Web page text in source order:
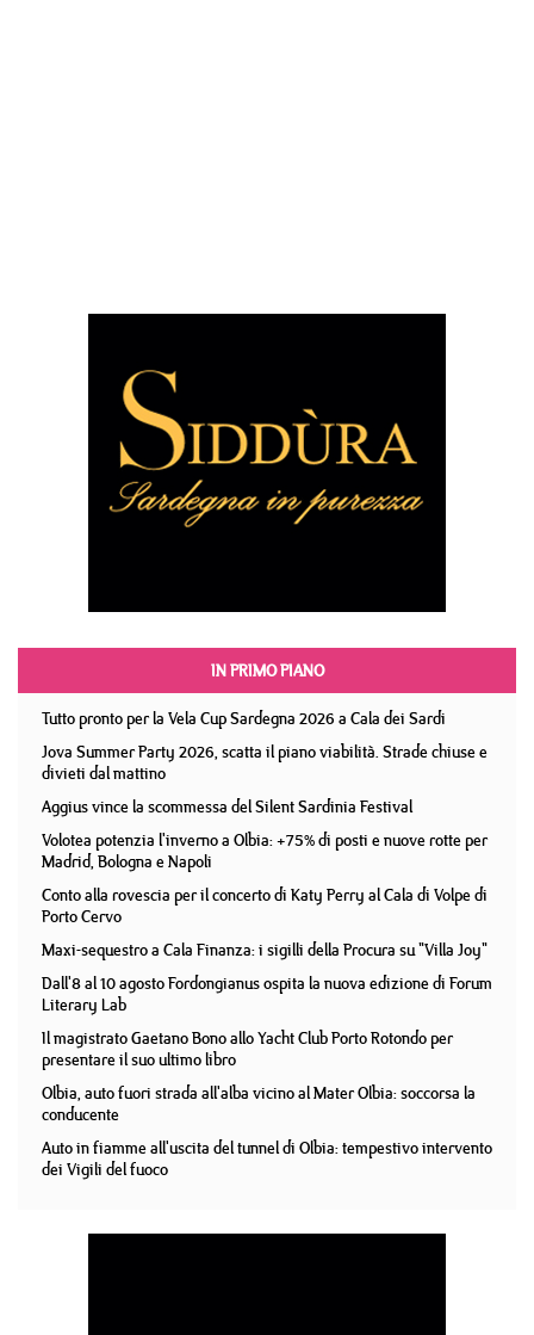
IN PRIMO PIANO
Tutto pronto per la Vela Cup Sardegna 2026 a Cala dei Sardi
Jova Summer Party 2026, scatta il piano viabilità. Strade chiuse e
divieti dal mattino
Aggius vince la scommessa del Silent Sardinia Festival
Volotea potenzia l'inverno a Olbia: +75% di posti e nuove rotte per
Madrid, Bologna e Napoli
Conto alla rovescia per il concerto di Katy Perry al Cala di Volpe di
Porto Cervo
Maxi-sequestro a Cala Finanza: i sigilli della Procura su "Villa Joy"
Dall'8 al 10 agosto Fordongianus ospita la nuova edizione di Forum
Literary Lab
Il magistrato Gaetano Bono allo Yacht Club Porto Rotondo per
presentare il suo ultimo libro
Olbia, auto fuori strada all'alba vicino al Mater Olbia: soccorsa la
conducente
Auto in fiamme all'uscita del tunnel di Olbia: tempestivo intervento
dei Vigili del fuoco